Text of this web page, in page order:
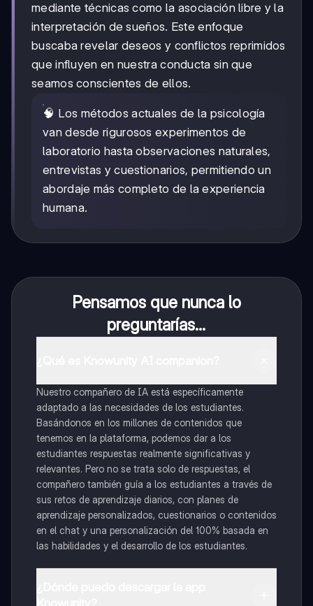
mediante técnicas como la asociación libre y la
interpretación de sueños. Este enfoque
buscaba revelar deseos y conflictos reprimidos
que influyen en nuestra conducta sin que
seamos conscientes de ellos.
🧠 Los métodos actuales de la psicología
van desde rigurosos experimentos de
laboratorio hasta observaciones naturales,
entrevistas y cuestionarios, permitiendo un
abordaje más completo de la experiencia
humana.
Pensamos que nunca lo
preguntarías...
Nuestro compañero de IA está específicamente
adaptado a las necesidades de los estudiantes.
Basándonos en los millones de contenidos que
tenemos en la plataforma, podemos dar a los
estudiantes respuestas realmente significativas y
relevantes. Pero no se trata solo de respuestas, el
compañero también guía a los estudiantes a través de
sus retos de aprendizaje diarios, con planes de
aprendizaje personalizados, cuestionarios o contenidos
en el chat y una personalización del 100% basada en
las habilidades y el desarrollo de los estudiantes.